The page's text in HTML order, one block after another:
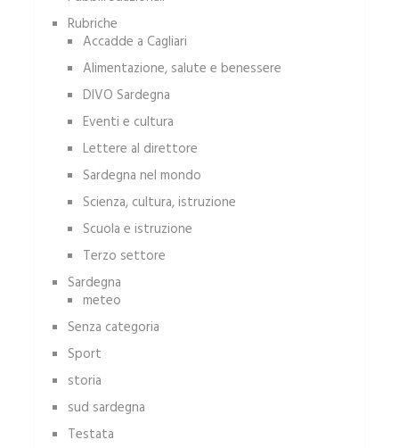
Rubriche
Accadde a Cagliari
Alimentazione, salute e benessere
DIVO Sardegna
Eventi e cultura
Lettere al direttore
Sardegna nel mondo
Scienza, cultura, istruzione
Scuola e istruzione
Terzo settore
Sardegna
meteo
Senza categoria
Sport
storia
sud sardegna
Testata